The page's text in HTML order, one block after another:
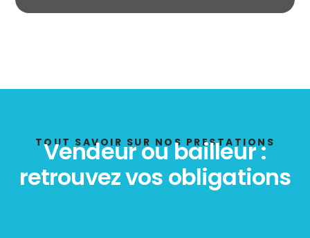
POLLUTION
TOUT SAVOIR SUR NOS PRESTATIONS
Vendeur ou bailleur :
retrouvez vos obligations